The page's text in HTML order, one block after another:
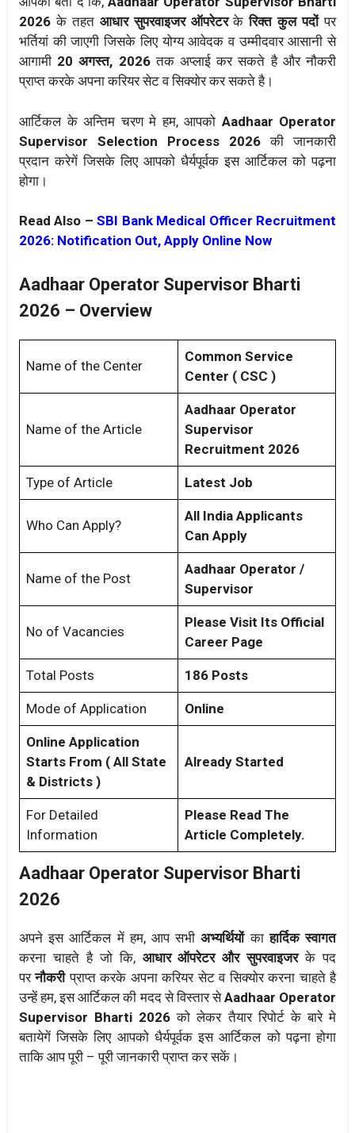
2026 के तहत आधार सुपरवाइजर ऑपरेटरकेरिक्त कुल पदोंपर
भर्तियां की जाएगी जिसके लिए योग्य आवेदक व उम्मीदवार आसानी से
आगामी 20 अगस्त, 2026तक अप्लाई कर सकते है और नौकरी
प्राप्त करके अपना करियर सेट व सिक्योर कर सकते है।
आर्टिकल के अन्तिम चरण मे हम, आपको Aadhaar Operator
Supervisor Selection Process 2026 की जानकारी
प्रदान करेगें जिसके लिए आपको धैर्यपूर्वक इस आर्टिकल को पढ़ना
होगा।
Read Also –SBI Bank Medical Officer Recruitment
2026: Notification Out, Apply Online Now
Aadhaar Operator Supervisor Bharti
2026 – Overview
Name of the Center
Common Service
Center ( CSC )
Name of the Article
Aadhaar Operator
Supervisor
Recruitment 2026
Type of Article Latest Job
Who Can Apply?
All India Applicants
Can Apply
Name of the Post
Aadhaar Operator /
Supervisor
No of Vacancies
Please Visit Its Official
Career Page
Total Posts 186 Posts
Mode of Application Online
Online Application
Starts From ( All State
& Districts )
Already Started
For Detailed
Information
Please Read The
Article Completely.
Aadhaar Operator Supervisor Bharti
2026
अपने इस आर्टिकल में हम, आप सभी अभ्यर्थियोंकाहार्दिक स्वागत
करना चाहते है जो कि, आधार ऑपरेटर और सुपरवाइजरके पद
परनौकरीप्राप्त करके अपना करियर सेट व सिक्योर करना चाहते है
उन्हें हम, इस आर्टिकल की मदद से विस्तार सेAadhaar Operator
Supervisor Bharti 2026 को लेकर तैयार रिपोर्ट के बारे मे
बतायेगें जिसके लिए आपको धैर्यपूर्वक इस आर्टिकल को पढ़ना होगा
ताकि आप पूरी – पूरी जानकारी प्राप्त कर सकें।